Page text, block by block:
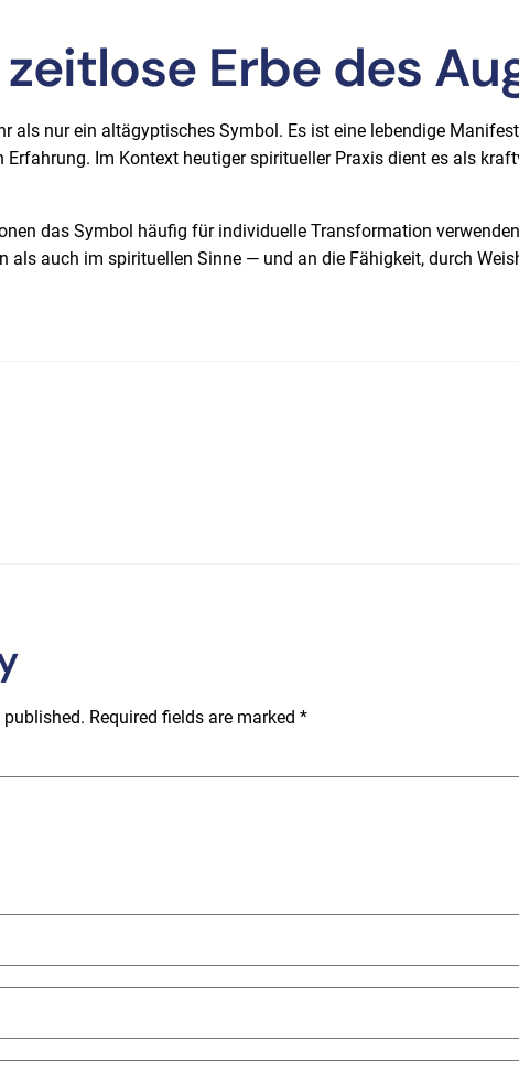
zeitlose Erbe des
als nur ein altägyptisches Symbol. Es ist eine lebendige
Erfahrung. Im Kontext heutiger spiritueller Praxis dient es als
das Symbol häufig für individuelle Transformation
als auch im spirituellen Sinne — und an die Fähigkeit, durch
Required fields are marked *